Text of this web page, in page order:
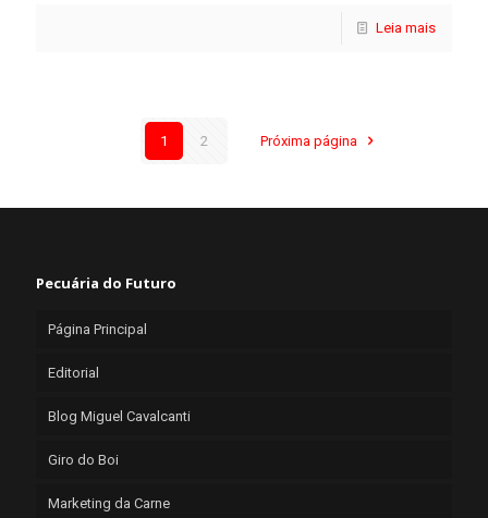
Leia mais
1 2 Próxima página
Pecuária do Futuro
Página Principal
Editorial
Blog Miguel Cavalcanti
Giro do Boi
Marketing da Carne